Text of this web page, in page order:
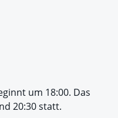
um 18:00. Das
20:30 statt.